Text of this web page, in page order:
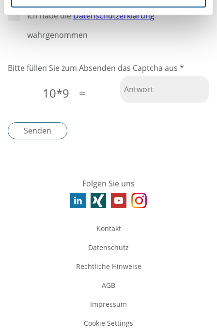
Ich habe dieDatenschutzerklärung
wahrgenommen
Bitte füllen Sie zum Absenden das Captcha aus *
10*9 =
Senden
Folgen Sie uns
Kontakt
Datenschutz
Rechtliche Hinweise
AGB
Impressum
Cookie Settings